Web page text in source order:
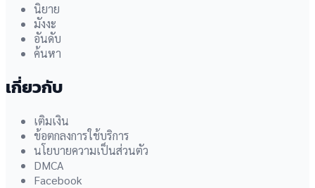
นิยาย
มังงะ
อันดับ
ค้นหา
เกี่ยวกับ
เติมเงิน
ข้อตกลงการใช้บริการ
นโยบายความเป็นส่วนตัว
DMCA
Facebook